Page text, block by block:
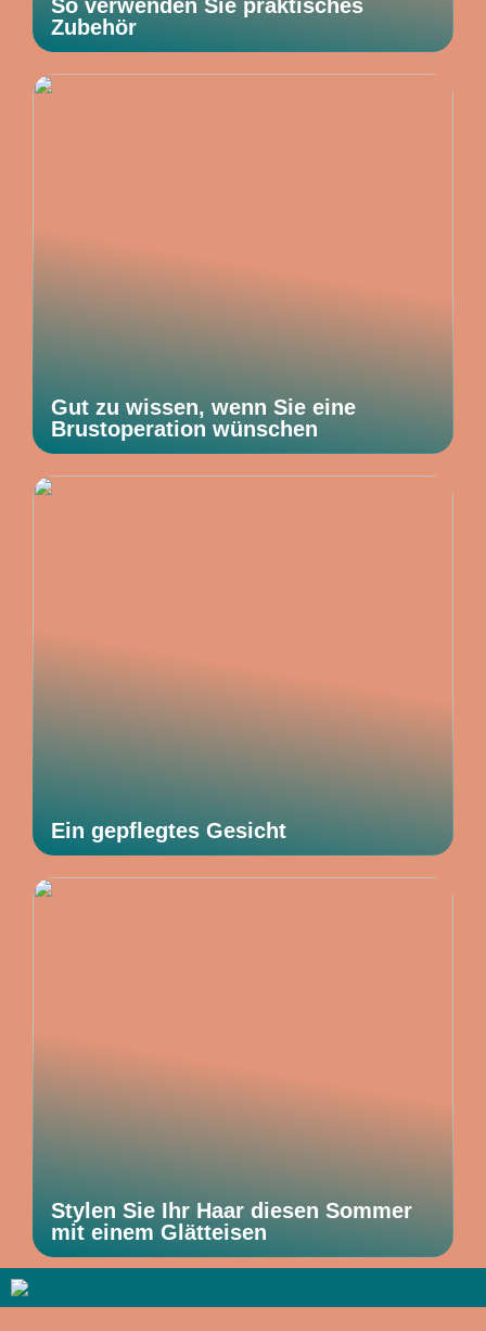
So verwenden Sie praktisches
Zubehör
Gut zu wissen, wenn Sie eine
Brustoperation wünschen
Ein gepflegtes Gesicht
Stylen Sie Ihr Haar diesen Sommer
mit einem Glätteisen